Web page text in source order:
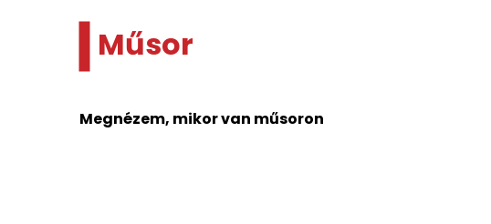
Műsor
Megnézem, mikor van műsoron